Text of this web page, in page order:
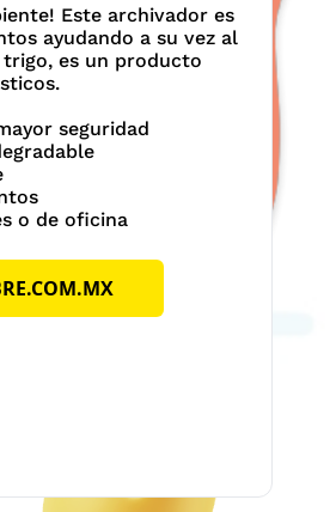
Este archivador es
ayudando a su vez al
trigo, es un producto
seguridad
o de oficina